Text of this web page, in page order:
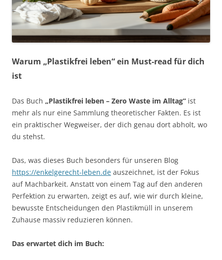
Warum „Plastikfrei leben“ ein Must-read für dich
ist
Das Buch „Plastikfrei leben – Zero Waste im Alltag“ ist
mehr als nur eine Sammlung theoretischer Fakten. Es ist
ein praktischer Wegweiser, der dich genau dort abholt, wo
du stehst.
Das, was dieses Buch besonders für unseren Blog
https://enkelgerecht-leben.de auszeichnet, ist der Fokus
auf Machbarkeit. Anstatt von einem Tag auf den anderen
Perfektion zu erwarten, zeigt es auf, wie wir durch kleine,
bewusste Entscheidungen den Plastikmüll in unserem
Zuhause massiv reduzieren können.
Das erwartet dich im Buch: